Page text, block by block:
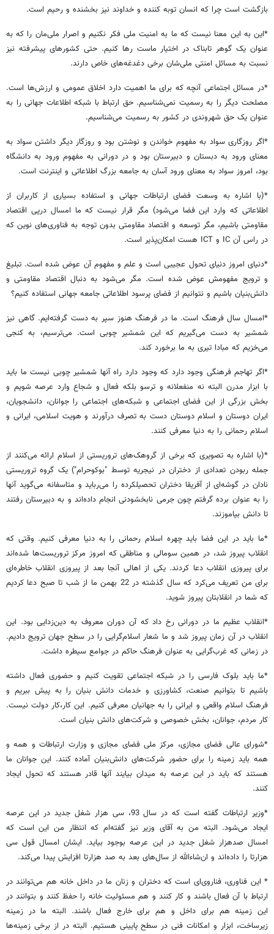
بازگشت است چرا که انسان توبه کننده و خداوند نیز بخشنده و رحیم است.
*این به این معنا نیست که ما به امنیت ملی فکر نکنیم و اصرار ملی‌مان را که به
عنوان یک گوهر تابناک در اختیار ماست رها کنیم. حتی کشورهای پیشرفته نیز
نسبت به مسائل امنتی ملی‌شان برخی دغدغه‌های خاص دارند.
*در مسائل اجتماعی آنچه که برای ما اهمیت دارد اخلاق عمومی و ارزش‌ها است.
مصلحت دیگر را به رسمیت نمی‌شناسیم. حق ارتباط با شبکه اطلاعات جهانی را به
عنوان یک حق شهروندی در کشور به رسمیت می‌شناسیم.
*اگر روزگاری سواد به مفهوم خواندن و نوشتن بود و روزگار دیگر داشتن سواد به
معنای ورود به دبستان و دبیرستان بود و در دورانی به مفهوم ورود به دانشگاه
بود، امروز سواد به معنای ورود آسان به جامعه بزرگ اطلاعاتی و اینترنت است.
*(با اشاره به وسعت فضای ارتباطات جهانی و استفاده بسیاری از کاربران از
اطلاعاتی که وارد این فضا می‌شود) مگر قرار نیست که ما امسال درپی اقتصاد
مقاومتی باشیم، مگر توسعه و اقتصاد مقاومتی بدون توجه به فناوری‌های نوین که
در راس آن IC و ICT هست امکان‌پذیر است.
*دنیای امروز دنیای تحول عجیبی است و علم و مفهوم آن عوض شده است. تبلیغ
و ترویج مفهومش عوض شده است. مگر می‌شود به دنبال اقتصاد مقاومتی و
دانش‌بنیان باشیم و نتوانیم از فضای پرسود اطلاعاتی جامعه جهانی استفاده کنیم؟
*امسال سال فرهنگ است. ما در فرهنگ هنوز سپر به دست گرفته‌ایم. گاهی نیز
شمشیر به دست می‌گیریم که این شمشیر چوبی است. می‌ترسیم، به کنجی
می‌خزیم که مبادا تیری به ما برخورد کند.
*اگر تهاجم فرهنگی وجود دارد که وجود دارد راه آنها شمشیر چوبی نیست ما باید
با ابزار مدرن البته نه منفعلانه و ترسو بلکه فعال و شجاع وارد عرصه شویم و
بخش بزرگی از این فضای اجتماعی و شبکه‌های اجتماعی را جوانان، دانشجویان،
ایران دوستان و اسلام دوستان دست به تصرف درآورند و هویت اسلامی، ایرانی و
اسلام رحمانی را به دنیا معرفی کنند.
*(با اشاره به تصویری که برخی از گروهک‌های تروریستی از اسلام ارائه می‌کنند از
جمله ربودن تعدادی از دختران در نیجریه توسط "بوکوحرام") یک گروه تروریستی
نادان در گوشه‌ای از آفریقا دختران تحصیلکرده را می‌رباید و متاسفانه می‌گوید آنها
را به عنوان برده گرفتم چون جرمی نابخشودنی انجام داده‌اند و به دبیرستان رفتند
تا دانش بیاموزند.
*ما باید در این فضا باید چهره اسلام رحمانی را به دنیا معرفی کنیم. وقتی که
انقلاب پیروز شد، در همین سومالی و مناطقی که امروز مرکز تروریست‌ها شده‌اند
برای پیروزی انقلاب دعا کردند. یکی از اهالی آنجا بعد از پیروزی انقلاب خاطره‌ای
برای من تعریف می‌کرد که سال گذشته در 22 بهمن ما از شب تا صبح دعا کردیم
که شما در انقلابتان پیروز شوید.
*انقلاب عظیم ما در دورانی رخ داد که آن دوران معروف به دین‌زدایی بود. این
انقلاب در آن زمان پیروز شد و ما شعار اسلام‌گرایی را در سطح جهان ترویج دادیم.
در زمانی که غرب‌گرایی به عنوان فرهنگ حاکم در جوامع سیطره داشت.
*ما باید بلوک فارسی را در شبکه اجتماعی تقویت کنیم و حضوری فعال داشته
باشیم تا بتوانیم صنعت، کشاورزی و خدمات دانش بنیان را به پیش ببریم و
فرهنگ اسلام واقعی و ایرانی را به جهانیان معرفی کنیم. این کار،‌کار دولت نیست.
کار مردم، جوانان، بخش خصوصی و شرکت‌های دانش بنیان است.
*شورای عالی فضای مجازی، مرکز ملی فضای مجازی و وزارت ارتباطات و همه و
همه باید زمینه را برای حضور شرکت‌های دانش‌بنیان آماده کنند. این جوانان ما
هستند که باید در این عرصه به میدان بیایند آنها قادر هستند که تحول ایجاد
کنند.
*وزیر ارتباطات گفته است که در سال 93، سی هزار شغل جدید در این عرصه
ایجاد می‌شود. البته من به آقای وزیر نیز گفته‌ام که انتظار من این است که
امسال صدهزار شغل جدید در این عرصه بوجود بیاید. ایشان امسال قول سی‌
هزارتا را داده‌اند و ان‌شاءالله از سال‌های بعد به صد هزارتا افزایش پیدا می‌کند.
* این فناوری، ‌فناروی‌ای است که دختران و زنان ما در داخل خانه هم می‌توانند در
ارتباط با آن فعال باشند و کار کنند و هم مسئولیت خانه را حفظ کنند و بتوانند در
این زمینه هم برای داخل و هم برای خارج فعال باشند. البته ما در زمینه
زیرساخت، ابزار و امکانات فنی در سطح پایینی هستیم. البته در از برخی زمینه‌ها